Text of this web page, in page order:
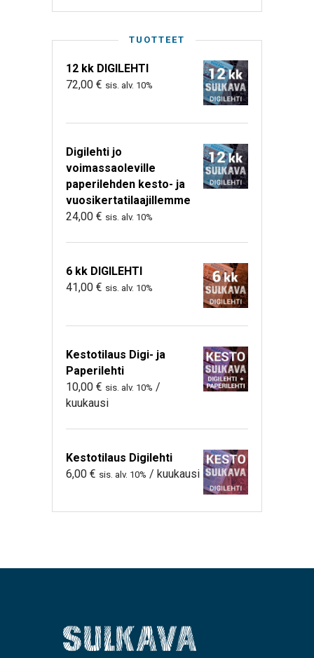
TUOTTEET
12 kk DIGILEHTI
72,00 € sis. alv. 10%
Digilehti jo
voimassaoleville
paperilehden kesto- ja
vuosikertatilaajillemme
24,00 € sis. alv. 10%
6 kk DIGILEHTI
41,00 € sis. alv. 10%
Kestotilaus Digi- ja
Paperilehti
10,00 € sis. alv. 10% /
kuukausi
Kestotilaus Digilehti
6,00 € sis. alv. 10% / kuukausi